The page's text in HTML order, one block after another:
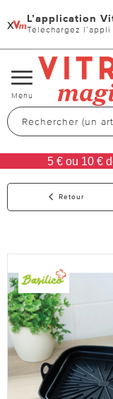
x L’application
Téléchargez l’appli
Changer
de
navigation
Menu
5 € ou 10 €
Retour